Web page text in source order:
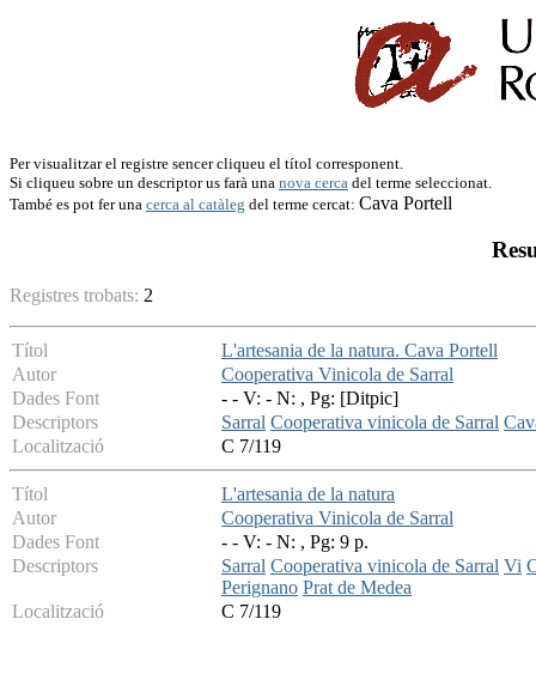
Per visualitzar el registre sencer cliqueu el títol corresponent.
Si cliqueu sobre un descriptor us farà una nova cerca del terme seleccionat.
També es pot fer una cerca al catàleg del terme cercat: Cava Portell
Registres trobats: 2
Títol
L'artesania de la natura. Cava Portell
Autor
Cooperativa Vinicola de Sarral
Dades Font
- - V: - N: , Pg: [Ditpic]
Descriptors
Sarral Cooperativa vinicola de Sarral
Localització
C 7/119
Títol
L'artesania de la natura
Autor
Cooperativa Vinicola de Sarral
Dades Font
- - V: - N: , Pg: 9 p.
Descriptors
Sarral Cooperativa vinicola de Sarral Vi
Perignano Prat de Medea
Localització
C 7/119